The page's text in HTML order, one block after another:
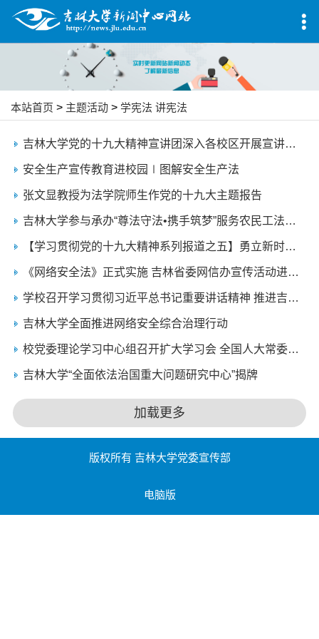
本站首页 > 主题活动 > 学宪法 讲宪法
吉林大学党的十九大精神宣讲团深入各校区开展宣讲活动
安全生产宣传教育进校园∣图解安全生产法
张文显教授为法学院师生作党的十九大主题报告
吉林大学参与承办“尊法守法•携手筑梦”服务农民工法治宣传行动
【学习贯彻党的十九大精神系列报道之五】勇立新时代潮头 畅谈新时代使命：哲学社会科学青年学者学习研讨党的十九大精神
《网络安全法》正式实施 吉林省委网信办宣传活动进校园
学校召开学习贯彻习近平总书记重要讲话精神 推进吉林大学法学人才培养座谈会
吉林大学全面推进网络安全综合治理行动
校党委理论学习中心组召开扩大学习会 全国人大常委会副秘书长沈春耀来校作专题报告
吉林大学“全面依法治国重大问题研究中心”揭牌
加载更多
版权所有 吉林大学党委宣传部
电脑版